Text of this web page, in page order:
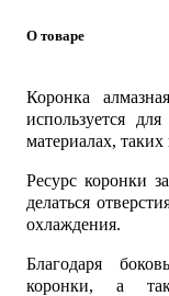
О товаре
Коронка
используется
материалах, таких
Ресурс коронки
делаться
охлаждения.
Благодаря
коронки, а